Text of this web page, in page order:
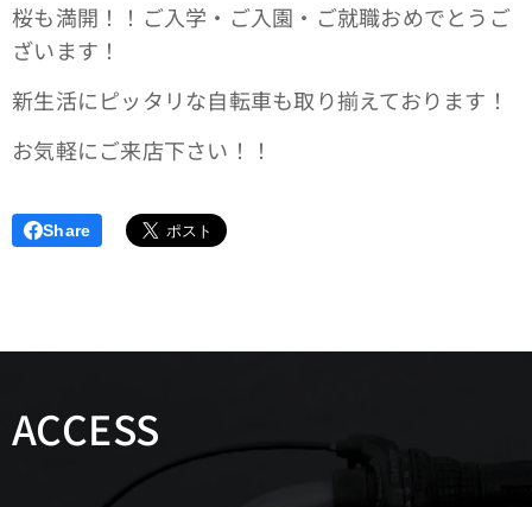
桜も満開！！ご入学・ご入園・ご就職おめでとうご
ざいます！
新生活にピッタリな自転車も取り揃えております！
お気軽にご来店下さい！！
Share
ACCESS